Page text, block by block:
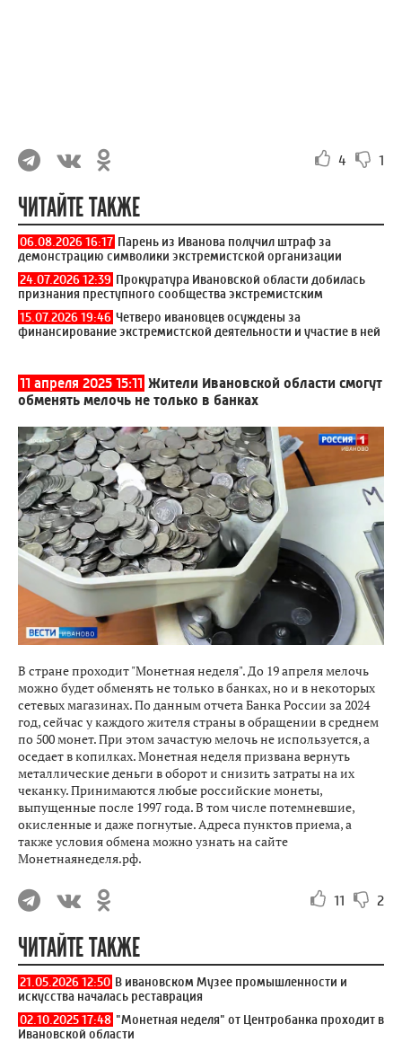
4 1
ЧИТАЙТЕ ТАКЖЕ
06.08.2026 16:17 Парень из Иванова получил штраф за
демонстрацию символики экстремистской организации
24.07.2026 12:39 Прокуратура Ивановской области добилась
признания преступного сообщества экстремистским
15.07.2026 19:46 Четверо ивановцев осуждены за
финансирование экстремистской деятельности и участие в ней
11 апреля 2025 15:11 Жители Ивановской области смогут
обменять мелочь не только в банках
В стране проходит "Монетная неделя". До 19 апреля мелочь
можно будет обменять не только в банках, но и в некоторых
сетевых магазинах. По данным отчета Банка России за 2024
год, сейчас у каждого жителя страны в обращении в среднем
по 500 монет. При этом зачастую мелочь не используется, а
оседает в копилках. Монетная неделя призвана вернуть
металлические деньги в оборот и снизить затраты на их
чеканку. Принимаются любые российские монеты,
выпущенные после 1997 года. В том числе потемневшие,
окисленные и даже погнутые. Адреса пунктов приема, а
также условия обмена можно узнать на сайте
Монетнаянеделя.рф.
11 2
ЧИТАЙТЕ ТАКЖЕ
21.05.2026 12:50 В ивановском Музее промышленности и
искусства началась реставрация
02.10.2025 17:48 "Монетная неделя" от Центробанка проходит в
Ивановской области